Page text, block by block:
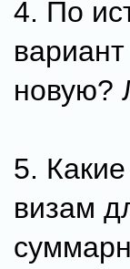
4. По
новую?
5.
визам